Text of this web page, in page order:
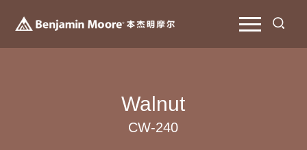
Walnut
CW-240